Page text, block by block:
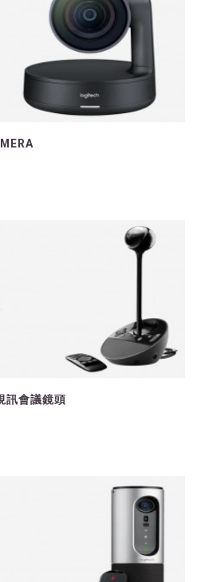
訊會議鏡頭